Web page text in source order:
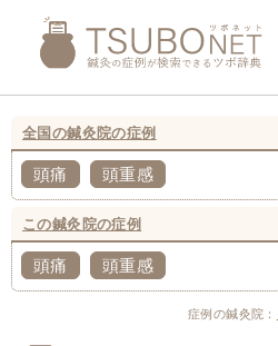
全国の鍼灸院の症例
頭痛 頭重感
この鍼灸院の症例
頭痛 頭重感
症例の鍼灸院：